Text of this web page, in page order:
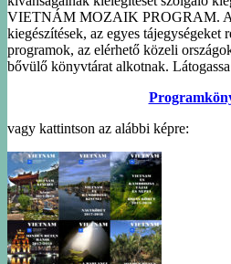
VIETNÁM MOZAIK PROGRAM. A
kiegészítések, az egyes tájegységeket
programok, az elérhető közeli
bővülő könyvtárat alkotnak.
vagy kattintson az alábbi képre: